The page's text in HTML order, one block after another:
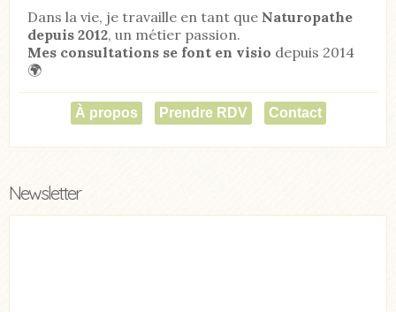
Dans la vie, je travaille en tant que Naturopathe
depuis 2012, un métier passion.
Mes consultations se font en visio depuis 2014
🌍
À propos Prendre RDV Contact
Newsletter